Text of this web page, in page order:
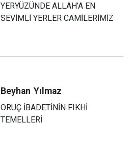
YERYÜZÜNDE ALLAH’A EN
SEVİMLİ YERLER CAMİLERİMİZ
Beyhan Yılmaz
ORUÇ İBADETİNİN FIKHİ
TEMELLERİ